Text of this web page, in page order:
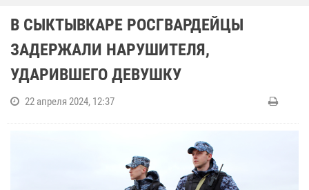
В СЫКТЫВКАРЕ РОСГВАРДЕЙЦЫ
ЗАДЕРЖАЛИ НАРУШИТЕЛЯ,
УДАРИВШЕГО ДЕВУШКУ
22 апреля 2024, 12:37